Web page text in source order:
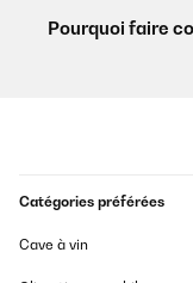
Catégories préférées
Cave à vin